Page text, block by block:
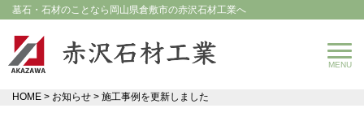
墓石・石材のことなら岡山県倉敷市の赤沢石材工業へ
HOME > お知らせ > 施工事例を更新しました